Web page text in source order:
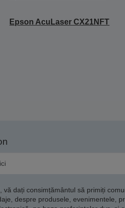
Epson AcuLaser CX21NFT
dați consimțământul să primiți
despre produsele, evenimentele,